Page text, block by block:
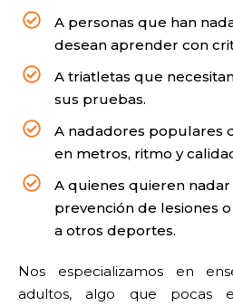
A personas que han
desean aprender con
A triatletas que
sus pruebas.
A nadadores populares
en metros, ritmo y
A quienes quieren
prevención de lesiones
a otros deportes.
Nos especializamos en
adultos, algo que pocas